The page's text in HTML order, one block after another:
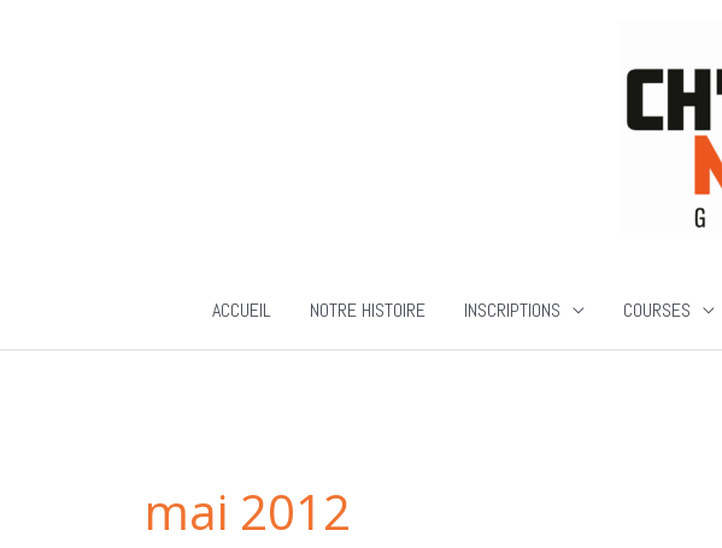
ACCUEIL NOTRE HISTOIRE INSCRIPTIONS COURSES
mai 2012